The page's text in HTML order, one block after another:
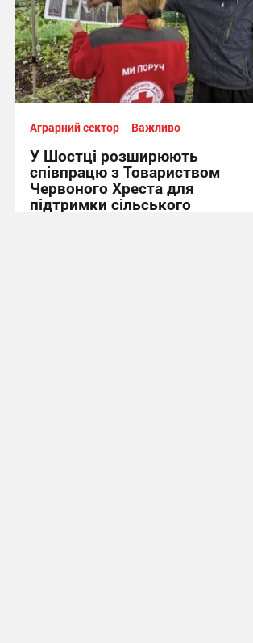
Аграрний сектор Важливо
У Шостці розширюють
співпрацю з Товариством
Червоного Хреста для
підтримки сільського